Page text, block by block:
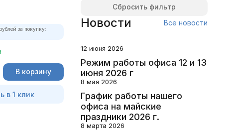
за покупку:
В корзину
в 1 клик
Сбросить фильтр
Новости Все новости
12 июня 2026
Режим работы офиса 12 и 13
июня 2026 г
8 мая 2026
График работы нашего
офиса на майские
праздники 2026 г.
8 марта 2026